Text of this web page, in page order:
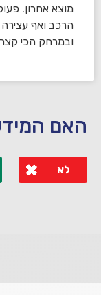
מוצא אחרון.
הרכב ואף
ובמרחק הכי
האם
לא